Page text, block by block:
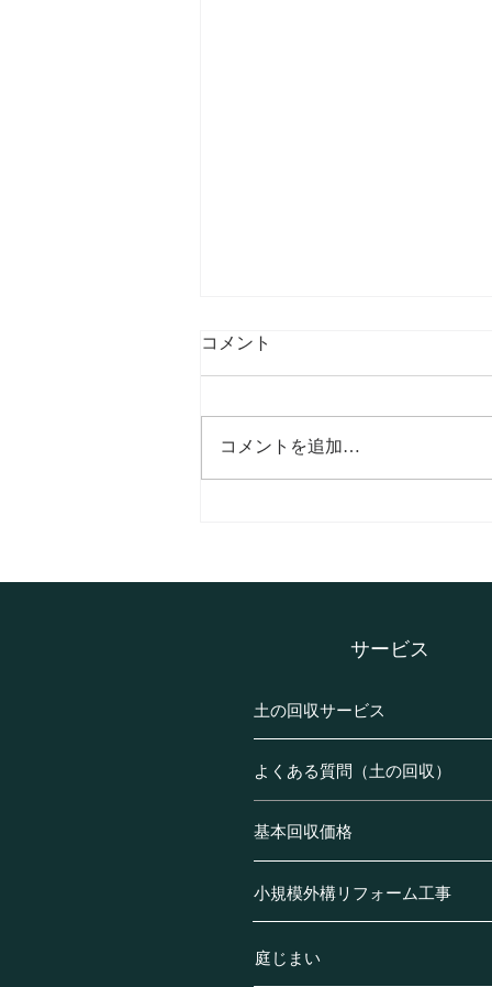
コメント
コメントを追加…
​サービス
土の回収サービス
よくある質問（土の回収）
基本回収価格
小規模外構リフォーム工事
庭じまい